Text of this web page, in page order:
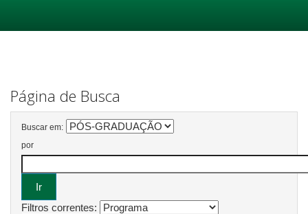
Página de Busca
Buscar em:
por
Filtros correntes: